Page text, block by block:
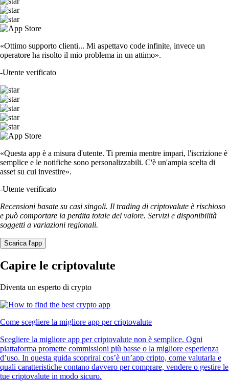
«Ottimo supporto clienti... Mi aspettavo code infinite, invece un
operatore ha risolto il mio problema in un attimo».
-Utente verificato
«Questa app è a misura d'utente. Ti premia mentre impari, l'iscrizione è
semplice e le notifiche sono personalizzabili. C'è un'ampia scelta di
asset su cui investire».
-Utente verificato
Recensioni basate su casi singoli. Il trading di criptovalute è rischioso
e può comportare la perdita totale del valore. Servizi e disponibilità
soggetti a variazioni regionali.
Scarica l'app
Capire le criptovalute
Diventa un esperto di crypto
Come scegliere la migliore app per criptovalute
Scegliere la migliore app per criptovalute non è semplice. Ogni
piattaforma promette commissioni più basse o la migliore esperienza
d’uso. In questa guida scoprirai cos’è un’app cripto, come valutarla e
quali caratteristiche contano davvero per comprare, vendere o gestire le
tue criptovalute in modo sicuro.